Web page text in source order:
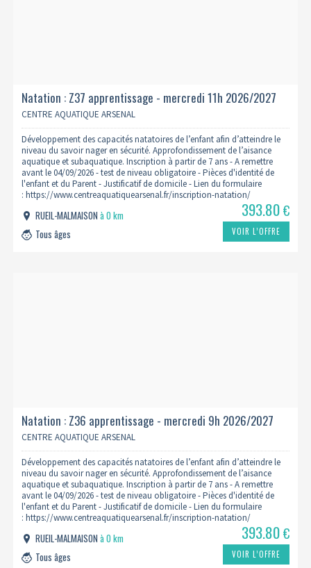
Natation : Z37 apprentissage - mercredi 11h 2026/2027
CENTRE AQUATIQUE ARSENAL
Développement des capacités natatoires de l’enfant afin d’atteindre le
niveau du savoir nager en sécurité. Approfondissement de l’aisance
aquatique et subaquatique. Inscription à partir de 7 ans - A remettre
avant le 04/09/2026 - test de niveau obligatoire - Pièces d'identité de
l'enfant et du Parent - Justificatif de domicile - Lien du formulaire
: https://www.centreaquatiquearsenal.fr/inscription-natation/
RUEIL-MALMAISONà 0 km
Tous âges
393.80€
VOIR L’OFFRE
Natation : Z36 apprentissage - mercredi 9h 2026/2027
CENTRE AQUATIQUE ARSENAL
Développement des capacités natatoires de l’enfant afin d’atteindre le
niveau du savoir nager en sécurité. Approfondissement de l’aisance
aquatique et subaquatique. Inscription à partir de 7 ans - A remettre
avant le 04/09/2026 - test de niveau obligatoire - Pièces d'identité de
l'enfant et du Parent - Justificatif de domicile - Lien du formulaire
: https://www.centreaquatiquearsenal.fr/inscription-natation/
RUEIL-MALMAISONà 0 km
Tous âges
393.80€
VOIR L’OFFRE